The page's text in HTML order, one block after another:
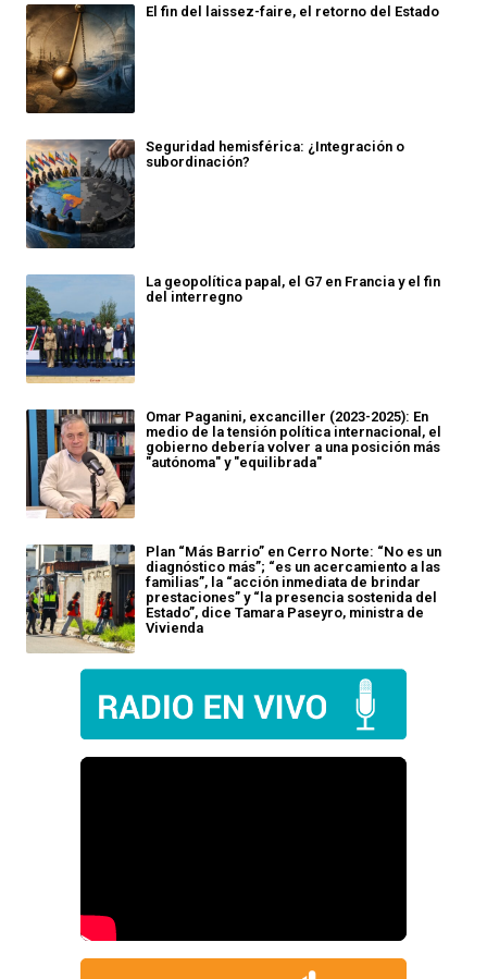
El fin del laissez-faire, el retorno del Estado
Seguridad hemisférica: ¿Integración o
subordinación?
La geopolítica papal, el G7 en Francia y el fin
del interregno
Omar Paganini, excanciller (2023-2025): En
medio de la tensión política internacional, el
gobierno debería volver a una posición más
"autónoma" y "equilibrada"
Plan “Más Barrio” en Cerro Norte: “No es un
diagnóstico más”; “es un acercamiento a las
familias”, la “acción inmediata de brindar
prestaciones” y “la presencia sostenida del
Estado”, dice Tamara Paseyro, ministra de
Vivienda